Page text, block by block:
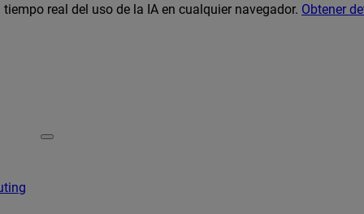
real del uso de la IA en cualquier navegador. Obtener